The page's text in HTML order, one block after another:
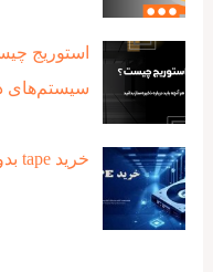
استوریج
سیستم‌های
خرید tape بدون واسطه از شرکت رسام